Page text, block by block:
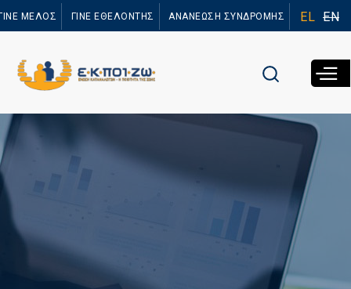
προς το
ΜΕΛΟΣ ΓΙΝΕ ΕΘΕΛΟΝΤΗΣ ΑΝΑΝΕΩΣΗ ΣΥΝΔΡΟΜΗΣ EL EN